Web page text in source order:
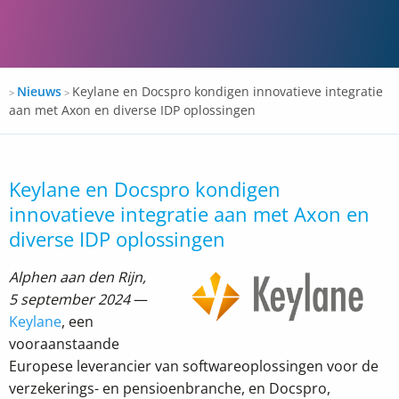
Docspro
> Nieuws > Keylane en Docspro kondigen innovatieve integratie
aan met Axon en diverse IDP oplossingen
Keylane en Docspro kondigen
innovatieve integratie aan met Axon en
diverse IDP oplossingen
Alphen aan den Rijn,
5 september 2024—
Keylane, een
vooraanstaande
Europese leverancier van softwareoplossingen voor de
verzekerings- en pensioenbranche, en Docspro,